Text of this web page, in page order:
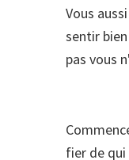
Vous
sentir
pas vous
fier de qui